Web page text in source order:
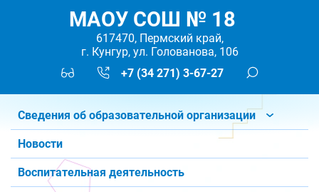
МАОУ СОШ № 18
617470, Пермский край,
г. Кунгур, ул. Голованова, 106
+7 (34 271) 3-67-27
Сведения об образовательной организации
Новости
Воспитательная деятельность